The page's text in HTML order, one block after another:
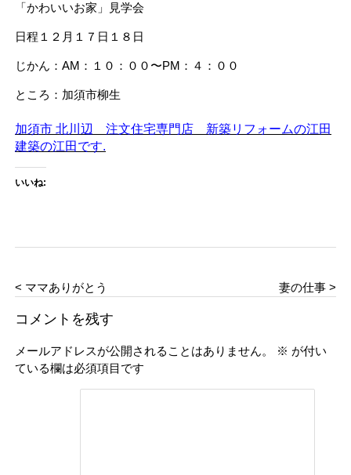
「かわいいお家」見学会
日程１２月１７日１８日
じかん：AM：１０：００〜PM：４：００
ところ：加須市柳生
加須市 北川辺 注文住宅専門店 新築リフォームの江田
建築の江田です.
いいね:
< ママありがとう 妻の仕事 >
コメントを残す
メールアドレスが公開されることはありません。 ※ が付い
ている欄は必須項目です